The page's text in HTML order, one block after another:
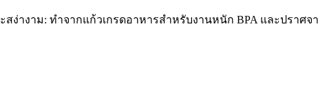
ง่างาม: ทำจากแก้วเกรดอาหารสำหรับงานหนัก BPA และปราศ